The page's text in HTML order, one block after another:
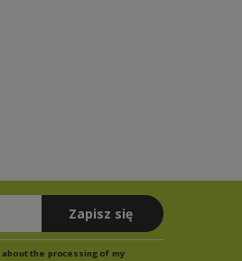
Zapisz się
about the processing of my